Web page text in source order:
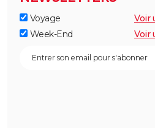
Voyage
Voir
Week-End
Voir